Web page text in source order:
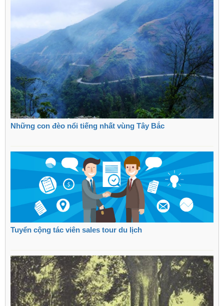
Những con đèo nổi tiếng nhất vùng Tây Bắc
Tuyển cộng tác viên sales tour du lịch